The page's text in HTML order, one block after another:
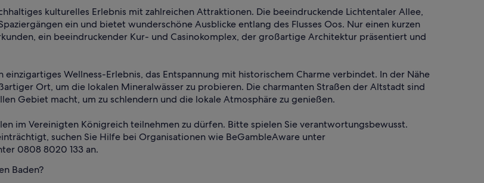
kulturelles Erlebnis mit zahlreichen Attraktionen. Die beeindruckende Lichtentaler Allee,
ein und bietet wunderschöne Ausblicke entlang des Flusses Oos. Nur einen kurzen
ein beeindruckender Kur- und Casinokomplex, der großartige Architektur präsentiert und
Wellness-Erlebnis, das Entspannung mit historischem Charme verbindet. In der Nähe
Ort, um die lokalen Mineralwässer zu probieren. Die charmanten Straßen der Altstadt sind
Gebiet macht, um zu schlendern und die lokale Atmosphäre zu genießen.
im Vereinigten Königreich teilnehmen zu dürfen. Bitte spielen Sie verantwortungsbewusst.
suchen Sie Hilfe bei Organisationen wie BeGambleAware unter
0808 8020 133 an.
Baden?